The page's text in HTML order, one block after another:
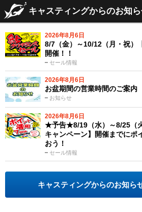
キャスティングからのお知
2026年8月6日
セール情報
8/7（金）～10/12（月・祝）
開催！！
2026年8月6日
お知らせ
お盆期間の営業時間のご案内
2026年8月6日
セール情報
★予告★8/19（水）～8/25（
キャンペーン】開催までにポ
おう！
キャスティングからのお知ら